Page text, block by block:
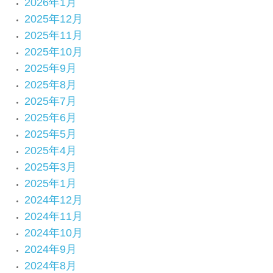
2026年1月
2025年12月
2025年11月
2025年10月
2025年9月
2025年8月
2025年7月
2025年6月
2025年5月
2025年4月
2025年3月
2025年1月
2024年12月
2024年11月
2024年10月
2024年9月
2024年8月